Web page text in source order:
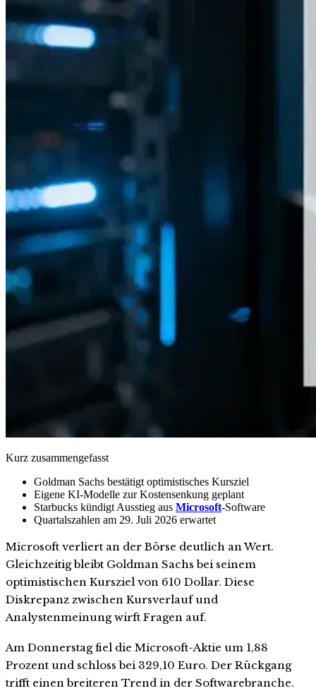
Kurz zusammengefasst
Goldman Sachs bestätigt optimistisches Kursziel
Eigene KI-Modelle zur Kostensenkung geplant
Starbucks kündigt Ausstieg aus Microsoft-Software
Quartalszahlen am 29. Juli 2026 erwartet
Microsoft verliert an der Börse deutlich an Wert.
Gleichzeitig bleibt Goldman Sachs bei seinem
optimistischen Kursziel von 610 Dollar. Diese
Diskrepanz zwischen Kursverlauf und
Analystenmeinung wirft Fragen auf.
Am Donnerstag fiel die Microsoft-Aktie um 1,88
Prozent und schloss bei 329,10 Euro. Der Rückgang
trifft einen breiteren Trend in der Softwarebranche.